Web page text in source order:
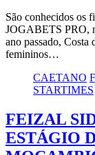
São conhecidos os
JOGABETS PRO,
ano passado,
femininos…
CAETANO
STARTIMES
FEIZAL
ESTÁGIO